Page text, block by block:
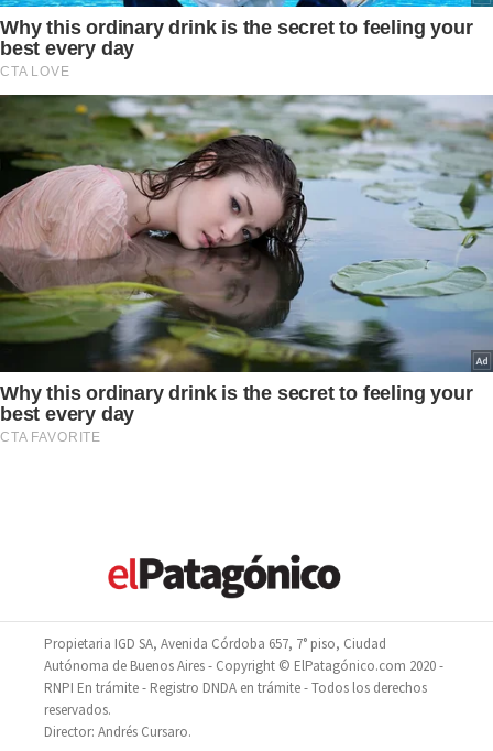
Propietaria IGD SA, Avenida Córdoba 657, 7° piso, Ciudad
Autónoma de Buenos Aires - Copyright © ElPatagónico.com 2020 -
RNPI En trámite - Registro DNDA en trámite - Todos los derechos
reservados.
Director: Andrés Cursaro.